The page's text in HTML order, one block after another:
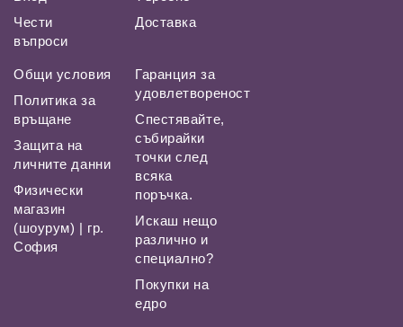
Чести
въпроси
Доставка
Общи условия
Политика за
връщане
Защита на
личните данни
Физически
магазин
(шоурум) | гр.
София
Гаранция за
удовлетвореност
Спестявайте,
събирайки
точки след
всяка
поръчка.
Искаш нещо
различно и
специално?
Покупки на
едро